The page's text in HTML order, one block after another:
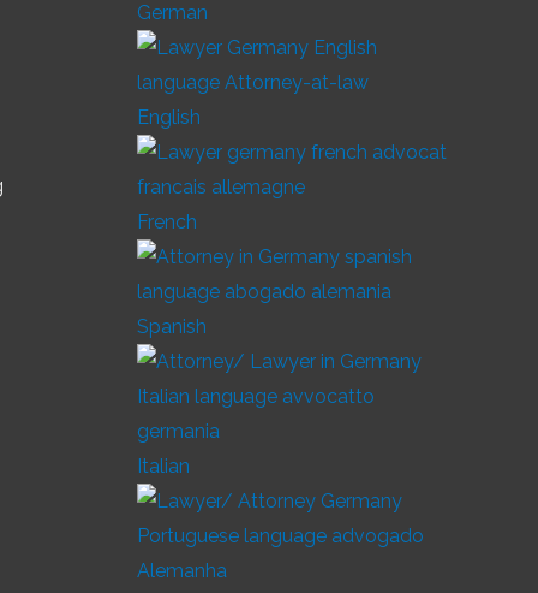
German
English
French
Spanish
Italian